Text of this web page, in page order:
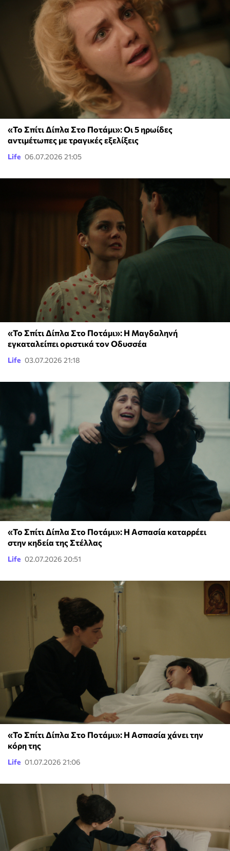
«Το Σπίτι Δίπλα Στο Ποτάμι»: Οι 5 ηρωίδες
αντιμέτωπες με τραγικές εξελίξεις
Life 06.07.2026 21:05
«Το Σπίτι Δίπλα Στο Ποτάμι»: Η Μαγδαληνή
εγκαταλείπει οριστικά τον Οδυσσέα
Life 03.07.2026 21:18
«Το Σπίτι Δίπλα Στο Ποτάμι»: Η Ασπασία καταρρέει
στην κηδεία της Στέλλας
Life 02.07.2026 20:51
«Το Σπίτι Δίπλα Στο Ποτάμι»: Η Ασπασία χάνει την
κόρη της
Life 01.07.2026 21:06